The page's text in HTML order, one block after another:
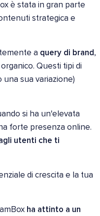
è stata in gran parte
strategica e
a query di brand,
Questi tipi di
sua variazione)
si ha un'elevata
forte presenza online.
utenti che ti
di crescita e la tua
ha attinto a un